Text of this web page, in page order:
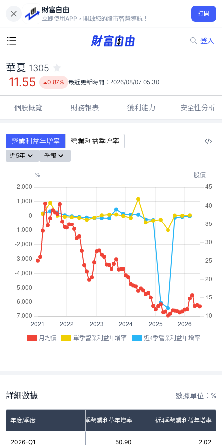
財富自由
立即使用APP，開啟您的股市智慧導航！
打開
登入
11.55
0.87%
華夏 1305
11.55 0.87% 最近更新時間： 2026/08/07 05:30
個股概覽 財務報表 獲利能力 安全性分析
營業利益年增率 營業利益季增率
近5年 季報
月均價 單季營業利益年增率 近4季營業利益年增率
詳細數據 數據單位：%
年度/季度 單季營業利益年增率 近4季營業利益年增率
2026-Q1 50.90 2.02